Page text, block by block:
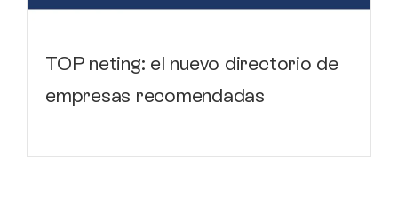
TOP neting: el nuevo directorio de
empresas recomendadas